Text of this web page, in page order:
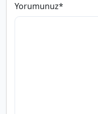
Yorumunuz*